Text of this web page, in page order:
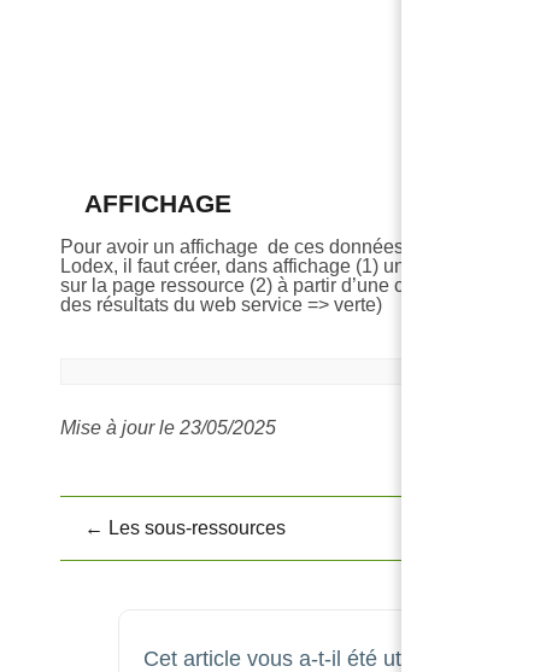
AFFICHAGE
Pour avoir un affichage de ces données sur notre
Lodex, il faut créer, dans affichage (1) un nouveau
sur la page ressource (2) à partir d’une colonne (3)(celle
des résultats du web service => verte)
Mise à jour le 23/05/2025
Navigation
de
← Les sous-ressources
Cet article vous a-t-il été utile ?